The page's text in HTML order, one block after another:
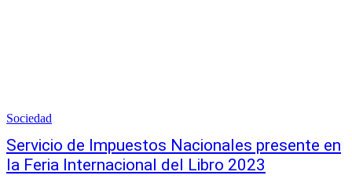
Sociedad
Servicio de Impuestos Nacionales presente en
la Feria Internacional del Libro 2023